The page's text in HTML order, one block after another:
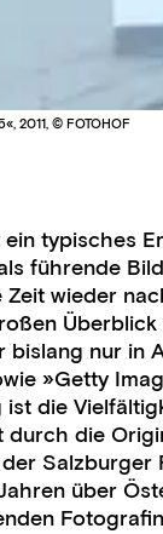
2011, © FOTOHOF
typisches
führende
wieder
nur
»Getty
die
die
Salzburger
über